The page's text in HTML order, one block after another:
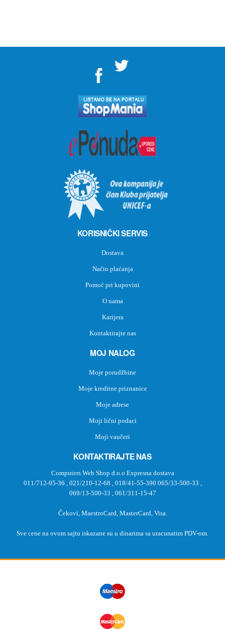
">
KORISNIČKI SERVIS
Dostava
Način plaćanja
Pomoć pri kupovini
O nama
Karijera
Kontaktirajte nas
MOJ NALOG
Moje porudžbine
Moje kreditne priznanice
Moje adrese
Moji lični podaci
Moji vaučeri
KONTAKTIRAJTE NAS
Computers Web Shop d.o.o Expresna dostava
011/712-95-36 , 021/210-12-68 , 018/41-55-390 065/33-500-33 ,
069/13-500-33 , 061/311-15-47
Čekovi, MaestroCard, MasterCard, Visa.
Sve cene na ovom sajtu iskazane su u dinarima sa uracunatim PDV-om.